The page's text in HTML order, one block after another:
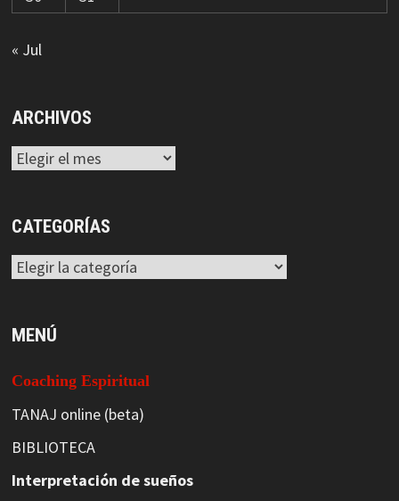
« Jul
ARCHIVOS
Archivos
CATEGORÍAS
Categorías
MENÚ
Coaching Espiritual
TANAJ online (beta)
BIBLIOTECA
Interpretación de sueños